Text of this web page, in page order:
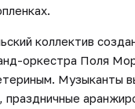
коллектив
оркестра Поля
Музыканты
праздничные